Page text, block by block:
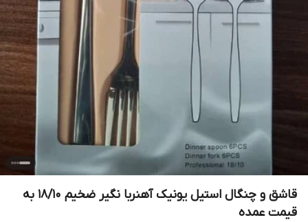
قاشق و چنگال استیل یونیک آهنربا نگیر ضخیم 18/10 به
قیمت عمده